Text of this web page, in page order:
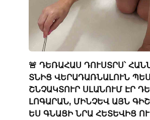
🚨 ԴԵՌԱՀԱՍ ԴՈՒՍՏՐՍ՝
ՏՆԻՑ ՎԵՐԱԴԱՌՆԱԼՈՒՆ
ՇՆՉԱԿՏՈՒՐ ՍԼԱՆՈՒՄ ԷՐ
ԼՈԳԱՐԱՆ, ՄԻՆՉԵՎ ԱՅՆ
ԵՍ ԳՆԱՑԻ ՆՐԱ ՀԵՏԵՎԻՑ